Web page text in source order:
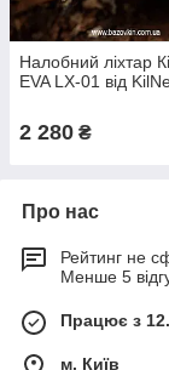
Налобний ліхтар
EVA LX-01 від
2 280 ₴
Про нас
Рейтинг не
Менше 5
Працює з
м. Київ